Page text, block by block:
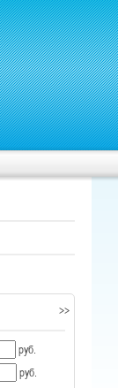
>>
руб.
руб.